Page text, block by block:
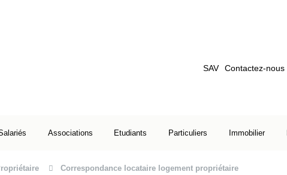
SAV Contactez-nous
Associations Etudiants Particuliers Immobilier
Correspondance locataire logement propriétaire